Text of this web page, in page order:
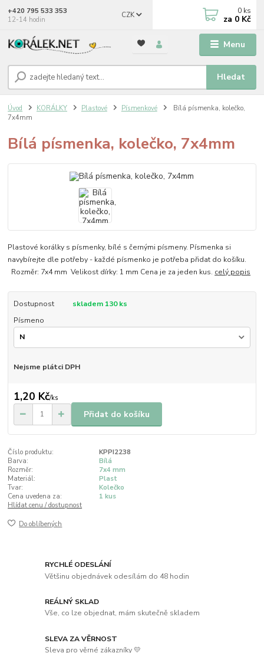
Menu
CZK
Hledat
+420 795 533 353
12-14 hodin
0 ks
za 0 Kč
Úvod KORÁLKY Plastové Písmenkové
Bílá písmenka, kolečko,
7x4mm
Bílá písmenka, kolečko, 7x4mm
Plastové korálky s písmenky, bílé s černými písmeny. Písmenka si
navybírejte dle potřeby - každé písmenko je potřeba přidat do košíku.
Rozměr: 7x4 mm Velikost dírky: 1 mm Cena je za jeden kus. celý popis
Dostupnost
skladem 130 ks
Písmeno
Nejsme plátci DPH
1,20 Kč/ks
Přidat do košíku
Číslo produktu:
KPPI2238
Barva:
Bílá
Rozměr:
7x4 mm
Materiál:
Plast
Tvar:
Kolečko
Cena uvedena za:
1 kus
Hlídat cenu / dostupnost
Do oblíbených
RYCHLÉ ODESLÁNÍ
Většinu objednávek odesílám do 48 hodin
REÁLNÝ SKLAD
Vše, co lze objednat, mám skutečně skladem
SLEVA ZA VĚRNOST
Sleva pro věrné zákazníky 💛